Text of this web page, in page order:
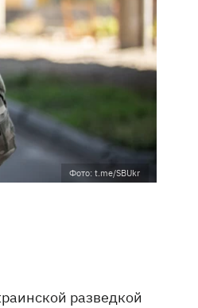
Фото: t.me/SBUkr
разведкой